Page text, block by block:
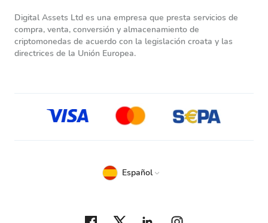
Digital Assets Ltd es una empresa que presta servicios de
compra, venta, conversión y almacenamiento de
criptomonedas de acuerdo con la legislación croata y las
directrices de la Unión Europea.
Español